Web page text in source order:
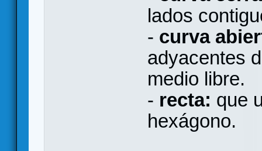
lados
- curva
adyacentes
medio libre.
- recta: que
hexágono.